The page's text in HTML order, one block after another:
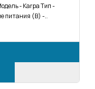
- Karpa Тип -
питания (В) -..